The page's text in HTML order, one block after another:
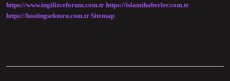
https://www.ingilizceforum.com.tr https://islamihaberler.com.tr
https://hostingsektoru.com.tr Sitemap